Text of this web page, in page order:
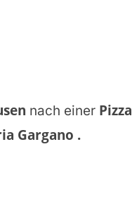
nach einerPizza
Gargano .